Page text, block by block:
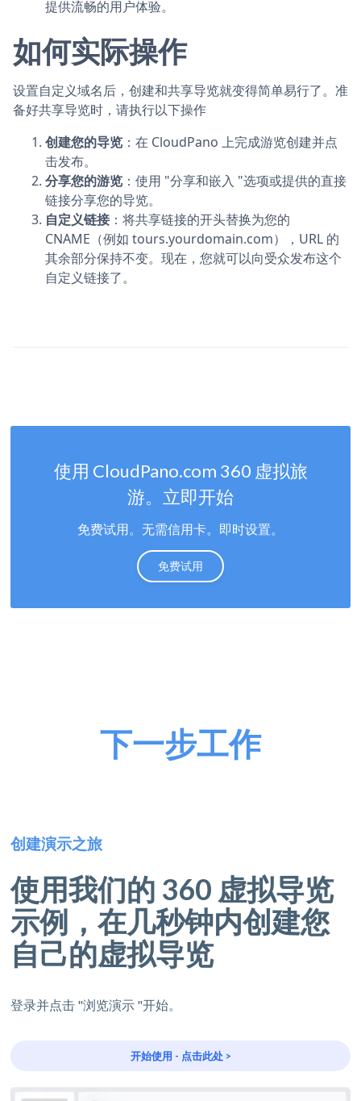
提供流畅的用户体验。
如何实际操作
设置自定义域名后，创建和共享导览就变得简单易行了。准
备好共享导览时，请执行以下操作
创建您的导览 ：在 CloudPano 上完成游览创建并点
击发布。
分享您的游览 ：使用 "分享和嵌入 "选项或提供的直接
链接分享您的导览。
自定义链接 ：将共享链接的开头替换为您的
CNAME（例如 tours.yourdomain.com），URL 的
其余部分保持不变。现在，您就可以向受众发布这个
自定义链接了。
使用 CloudPano.com 360 虚拟旅
游。立即开始
免费试用。无需信用卡。即时设置。
免费试用
下一步工作
创建演示之旅
使用我们的 360 虚拟导览
示例，在几秒钟内创建您
自己的虚拟导览
登录并点击 "浏览演示 "开始。
开始使用 - 点击此处 >